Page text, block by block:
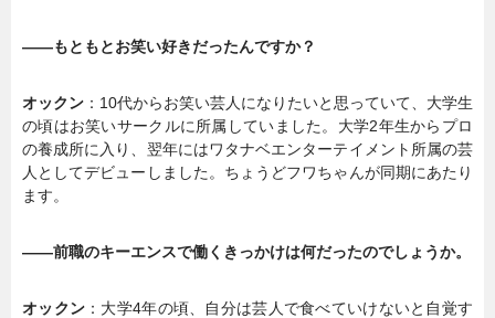
――もともとお笑い好きだったんですか？
オックン ：10代からお笑い芸人になりたいと思っていて、大学生
の頃はお笑いサークルに所属していました。大学2年生からプロ
の養成所に入り、翌年にはワタナベエンターテイメント所属の芸
人としてデビューしました。ちょうどフワちゃんが同期にあたり
ます。
――前職のキーエンスで働くきっかけは何だったのでしょうか。
オックン ：大学4年の頃、自分は芸人で食べていけないと自覚す